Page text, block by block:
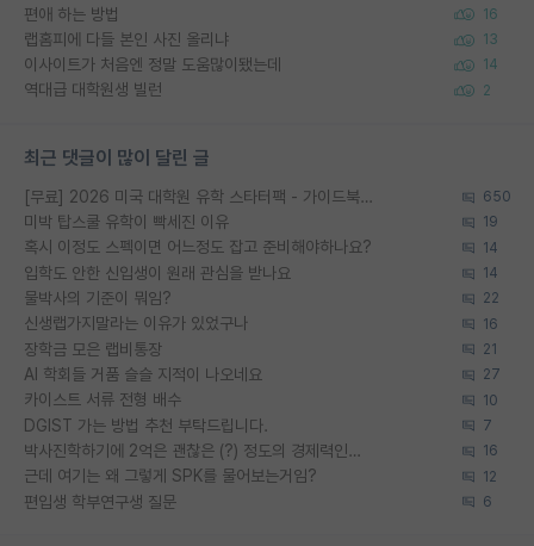
편애 하는 방법 16
랩홈피에 다들 본인 사진 올리냐 13
이사이트가 처음엔 정말 도움많이됐는데 14
역대급 대학원생 빌런 2
최근 댓글이 많이 달린 글
[무료] 2026 미국 대학원 유학 스타터팩 - 가이드북 & 합격자 컨택메일 템플릿 650
미박 탑스쿨 유학이 빡세진 이유 19
혹시 이정도 스펙이면 어느정도 잡고 준비해야하나요? 14
입학도 안한 신입생이 원래 관심을 받나요 14
물박사의 기준이 뭐임? 22
신생랩가지말라는 이유가 있었구나 16
장학금 모은 랩비통장 21
AI 학회들 거품 슬슬 지적이 나오네요 27
카이스트 서류 전형 배수 10
DGIST 가는 방법 추천 부탁드립니다. 7
박사진학하기에 2억은 괜찮은 (?) 정도의 경제력인가요 16
근데 여기는 왜 그렇게 SPK를 물어보는거임? 12
편입생 학부연구생 질문 6